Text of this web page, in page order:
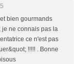
bien gourmands
ne connais pas la
ce n'est pas
!!!!! . Bonne